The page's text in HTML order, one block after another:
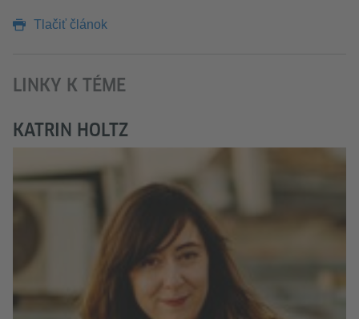
Tlačiť článok
LINKY K TÉME
KATRIN HOLTZ